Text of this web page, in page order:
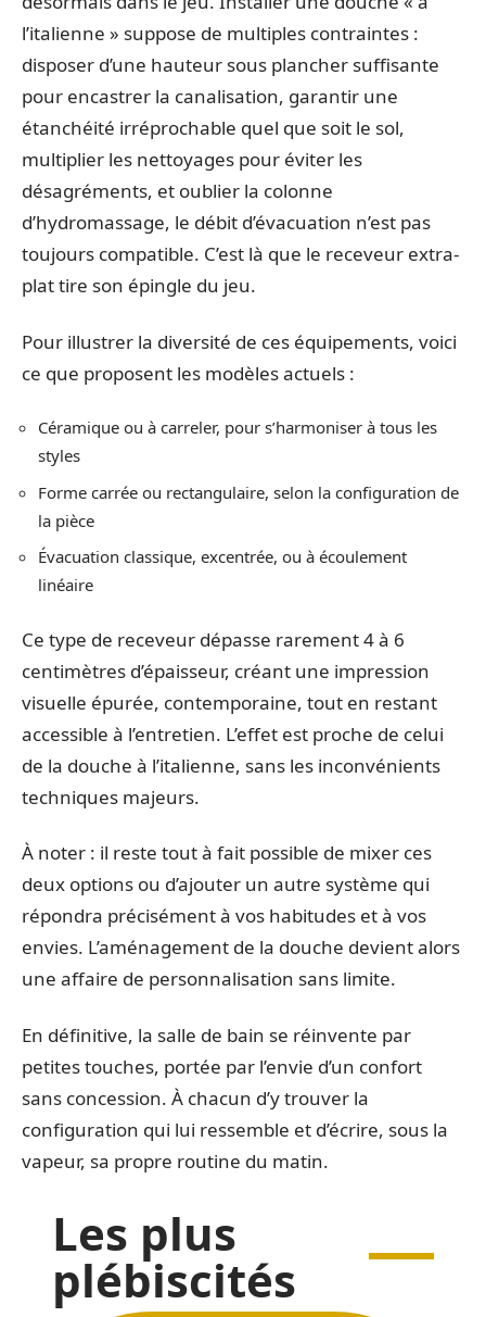
l’italienne » suppose de multiples contraintes :
disposer d’une hauteur sous plancher suffisante
pour encastrer la canalisation, garantir une
étanchéité irréprochable quel que soit le sol,
multiplier les nettoyages pour éviter les
désagréments, et oublier la colonne
d’hydromassage, le débit d’évacuation n’est pas
toujours compatible. C’est là que le receveur extra-
plat tire son épingle du jeu.
Pour illustrer la diversité de ces équipements, voici
ce que proposent les modèles actuels :
Céramique ou à carreler, pour s’harmoniser à tous les
styles
Forme carrée ou rectangulaire, selon la configuration de
la pièce
Évacuation classique, excentrée, ou à écoulement
linéaire
Ce type de receveur dépasse rarement 4 à 6
centimètres d’épaisseur, créant une impression
visuelle épurée, contemporaine, tout en restant
accessible à l’entretien. L’effet est proche de celui
de la douche à l’italienne, sans les inconvénients
techniques majeurs.
À noter : il reste tout à fait possible de mixer ces
deux options ou d’ajouter un autre système qui
répondra précisément à vos habitudes et à vos
envies. L’aménagement de la douche devient alors
une affaire de personnalisation sans limite.
En définitive, la salle de bain se réinvente par
petites touches, portée par l’envie d’un confort
sans concession. À chacun d’y trouver la
configuration qui lui ressemble et d’écrire, sous la
vapeur, sa propre routine du matin.
Les plus
plébiscités